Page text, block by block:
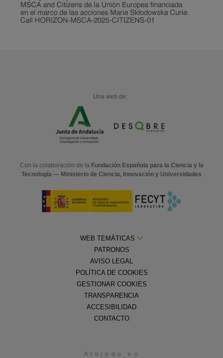
Una web de:
Con la colaboración de la Fundación Española para la Ciencia y la
Tecnología — Ministerio de Ciencia, Innovación y Universidades
WEB TEMÁTICAS
PATRONOS
AVISO LEGAL
POLÍTICA DE COOKIES
GESTIONAR COOKIES
TRANSPARENCIA
ACCESIBILIDAD
CONTACTO